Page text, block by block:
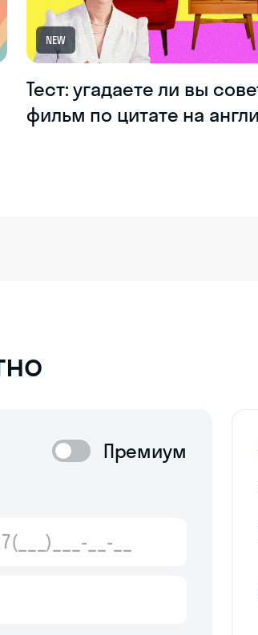
NEW
Тест: угадаете ли вы
фильм по цитате на
Премиум